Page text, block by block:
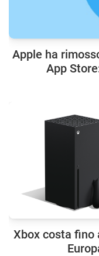
Apple ha
App
Xbox costa fino